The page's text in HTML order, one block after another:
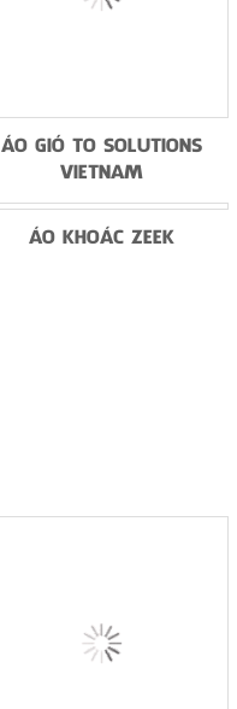
ÁO GIÓ TO SOLUTIONS
VIETNAM